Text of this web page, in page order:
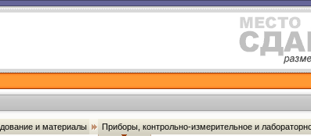
и материалы Приборы, контрольно-измерительное и